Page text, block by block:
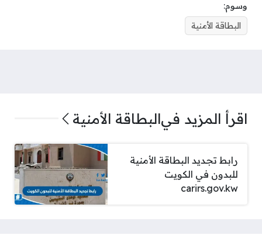
وسوم:
البطاقة الأمنية
اقرأ المزيد فيالبطاقة الأمنية
رابط تجديد البطاقة الأمنية
للبدون في الكويت
carirs.gov.kw